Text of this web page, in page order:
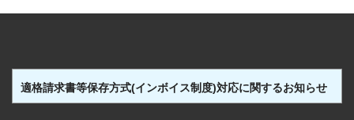
ブ
適格請求書等保存方式(インボイス制度)対応に関するお知らせ